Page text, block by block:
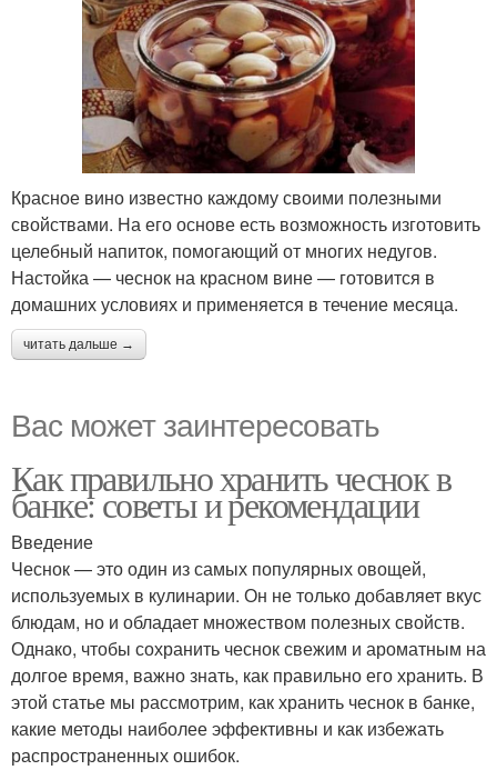
Красное вино известно каждому своими полезными
свойствами. На его основе есть возможность изготовить
целебный напиток, помогающий от многих недугов.
Настойка — чеснок на красном вине — готовится в
домашних условиях и применяется в течение месяца.
читать дальше →
Вас может заинтересовать
Как правильно хранить чеснок в
банке: советы и рекомендации
Введение
Чеснок — это один из самых популярных овощей,
используемых в кулинарии. Он не только добавляет вкус
блюдам, но и обладает множеством полезных свойств.
Однако, чтобы сохранить чеснок свежим и ароматным на
долгое время, важно знать, как правильно его хранить. В
этой статье мы рассмотрим, как хранить чеснок в банке,
какие методы наиболее эффективны и как избежать
распространенных ошибок.